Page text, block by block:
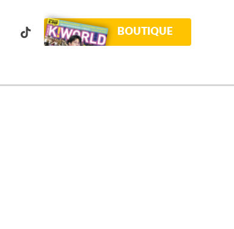
BOUTIQUE